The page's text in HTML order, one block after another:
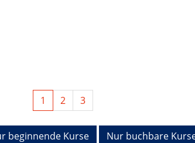
1 2 3
beginnende Kurse Nur buchbare